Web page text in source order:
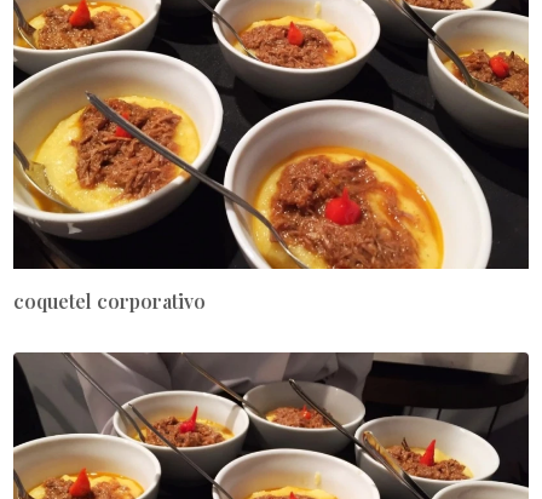
coquetel corporativo